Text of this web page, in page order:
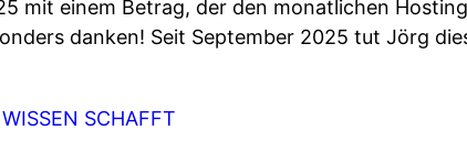
mit einem Betrag, der den monatlichen
danken! Seit September 2025 tut Jörg
SCHAFFT